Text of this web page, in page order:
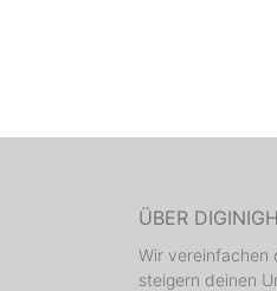
ÜBER
Wir vereinfachen
steigern deinen